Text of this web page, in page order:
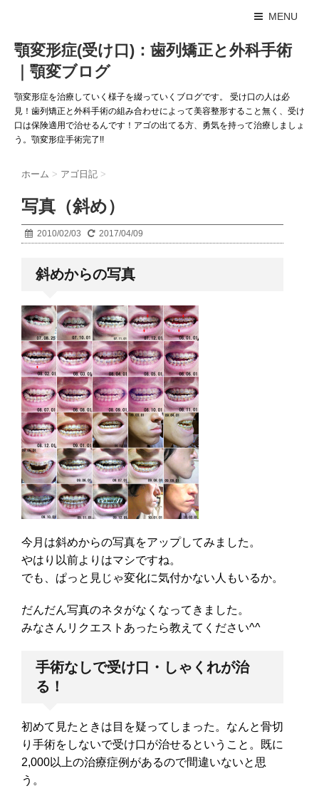
MENU
顎変形症(受け口)：歯列矯正と外科手術
｜顎変ブログ
顎変形症を治療していく様子を綴っていくブログです。 受け口の人は必
見！歯列矯正と外科手術の組み合わせによって美容整形すること無く、受け
口は保険適用で治せるんです！アゴの出てる方、勇気を持って治療しましょ
う。顎変形症手術完了!!
ホーム > アゴ日記 >
写真（斜め）
2010/02/03 2017/04/09
斜めからの写真
今月は斜めからの写真をアップしてみました。
やはり以前よりはマシですね。
でも、ぱっと見じゃ変化に気付かない人もいるか。
だんだん写真のネタがなくなってきました。
みなさんリクエストあったら教えてください^^
手術なしで受け口・しゃくれが治
る！
初めて見たときは目を疑ってしまった。なんと骨切
り手術をしないで受け口が治せるということ。既に
2,000以上の治療症例があるので間違いないと思
う。